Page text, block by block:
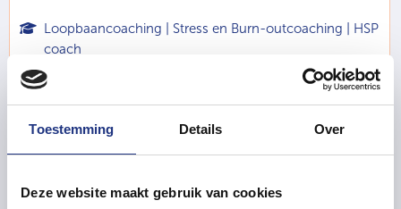
Toestemming Details Over
Deze website maakt gebruik van cookies
Loopbaancoaching | Stress en Burn-outcoaching | HSP
coach
Wil je meer energie uit je werk halen, een betere
outcoaching. Zij is een zeer ervaren coach ...